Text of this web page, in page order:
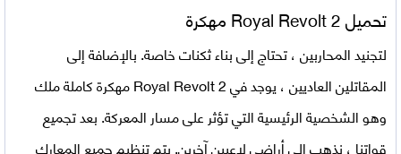
تحميل Royal Revolt 2 مهكرة
لتجنيد المحاربين ، تحتاج إلى بناء ثكنات خاصة. بالإضافة إلى
المقاتلين العاديين ، يوجد فيRoyal Revolt 2 مهكرة كاملة
ملك
وهو الشخصية الرئيسية التي تؤثر على مسار المعركة. بعد تجميع
قواتنا ، نذهب إلى أراضي لاعبين آخرين. يتم تنظيم جميع المعارك